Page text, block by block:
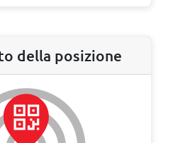
della posizione